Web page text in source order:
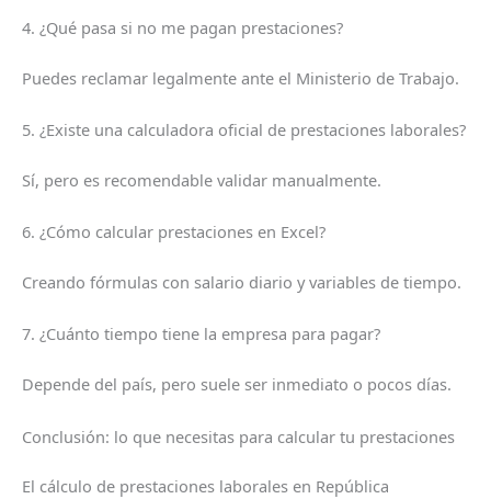
4. ¿Qué pasa si no me pagan prestaciones?
Puedes reclamar legalmente ante el Ministerio de Trabajo.
5. ¿Existe una calculadora oficial de prestaciones laborales?
Sí, pero es recomendable validar manualmente.
6. ¿Cómo calcular prestaciones en Excel?
Creando fórmulas con salario diario y variables de tiempo.
7. ¿Cuánto tiempo tiene la empresa para pagar?
Depende del país, pero suele ser inmediato o pocos días.
Conclusión: lo que necesitas para calcular tu prestaciones
El cálculo de prestaciones laborales en República